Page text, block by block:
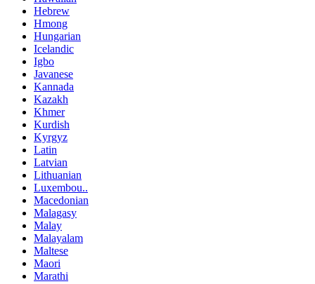
Hebrew
Hmong
Hungarian
Icelandic
Igbo
Javanese
Kannada
Kazakh
Khmer
Kurdish
Kyrgyz
Latin
Latvian
Lithuanian
Luxembou..
Macedonian
Malagasy
Malay
Malayalam
Maltese
Maori
Marathi